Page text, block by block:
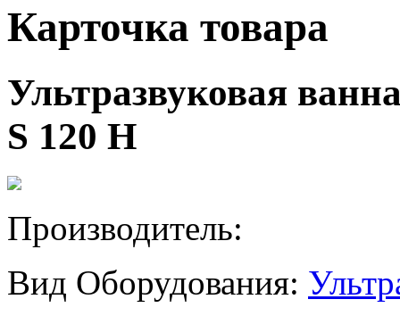
Карточка товара
Ультразвуковая
S 120 H
Производитель:
Вид Оборудования: